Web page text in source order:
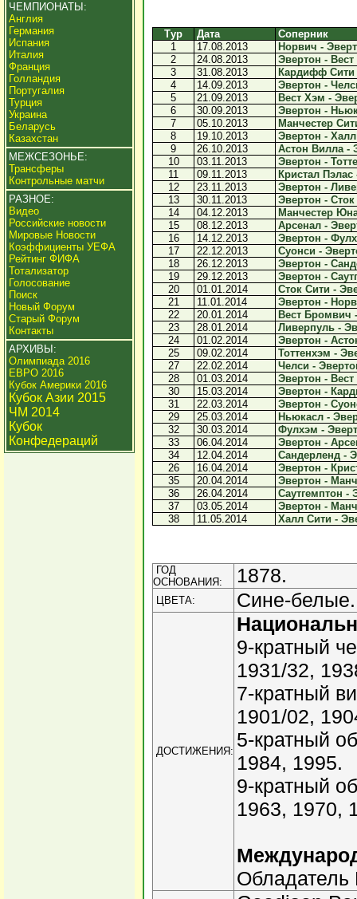
ЧЕМПИОНАТЫ:
Англия
Германия
Испания
Италия
Франция
Голландия
Португалия
Турция
Украина
Беларусь
Казахстан
МЕЖСЕЗОНЬЕ:
Трансферы
Контрольные матчи
РАЗНОЕ:
Видео
Российские новости
Мировые Новости
Коэффициенты УЕФА
Рейтинг ФИФА
Тотализатор
Голосование
Поиск
Новый Форум
Старый Форум
Контакты
АРХИВЫ:
Олимпиада 2016
ЕВРО 2016
Кубок Америки 2016
Кубок Азии 2015
ЧМ 2014
Кубок
Конфедераций
Тур Дата
Соперник
1
17.08.2013
Норвич -
2
24.08.2013
Эвертон -
3
31.08.2013
Кардифф Сити
4
14.09.2013
Эвертон -
5
21.09.2013
Вест Хэм -
6
30.09.2013
Эвертон -
7
05.10.2013
Манчестер
8
19.10.2013
Эвертон -
9
26.10.2013
Астон Вилла -
10
03.11.2013
Эвертон -
11
09.11.2013
Кристал
12
23.11.2013
Эвертон -
13
30.11.2013
Эвертон -
14
04.12.2013
Манчестер
15
08.12.2013
Арсенал -
16
14.12.2013
Эвертон -
17
22.12.2013
Суонси -
18
26.12.2013
Эвертон -
19
29.12.2013
Эвертон -
20
01.01.2014
Сток Сити -
21
11.01.2014
Эвертон -
22
20.01.2014
Вест Бромвич
23
28.01.2014
Ливерпуль -
24
01.02.2014
Эвертон -
25
09.02.2014
Тоттенхэм -
27
22.02.2014
Челси -
28
01.03.2014
Эвертон -
30
15.03.2014
Эвертон -
31
22.03.2014
Эвертон -
29
25.03.2014
Ньюкасл -
32
30.03.2014
Фулхэм -
33
06.04.2014
Эвертон -
34
12.04.2014
Сандерленд -
26
16.04.2014
Эвертон -
35
20.04.2014
Эвертон -
36
26.04.2014
Саутгемптон -
37
03.05.2014
Эвертон -
38
11.05.2014 Халл Сити -
ГОД
ОСНОВАНИЯ:
1878.
ЦВЕТА: Сине-белые.
ДОСТИЖЕНИЯ:
9-кратный
1931/32,
7-кратный
1901/02,
5-кратный
1984, 1995.
9-кратный
1963, 1970,
Обладатель